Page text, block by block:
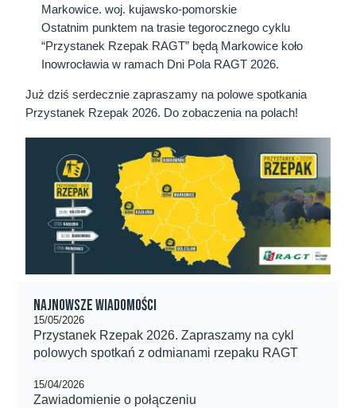
Markowice. woj. kujawsko-pomorskie
Ostatnim punktem na trasie tegorocznego cyklu
“Przystanek Rzepak RAGT” będą Markowice koło
Inowrocławia w ramach Dni Pola RAGT 2026.
Już dziś serdecznie zapraszamy na polowe spotkania
Przystanek Rzepak 2026. Do zobaczenia na polach!
Najnowsze wiadomości
15/05/2026
Przystanek Rzepak 2026. Zapraszamy na cykl
polowych spotkań z odmianami rzepaku RAGT
15/04/2026
Zawiadomienie o połączeniu